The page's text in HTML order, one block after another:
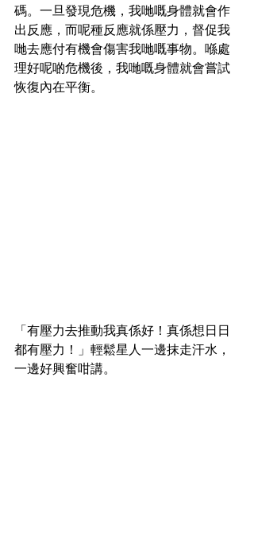
碼。一旦發現危機，我哋嘅身體就會作
出反應，而呢種反應就係壓力，督促我
哋去應付有機會傷害我哋嘅事物。喺處
理好呢啲危機後，我哋嘅身體就會嘗試
恢復內在平衡。
「有壓力去推動我真係好！真係想日日
都有壓力！」輕鬆星人一邊抹走汗水，
一邊好興奮咁講。